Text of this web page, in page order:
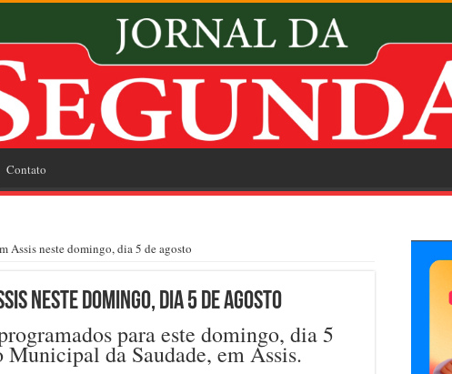
Contato
Assis neste domingo, dia 5 de agosto
neste domingo, dia 5 de agosto
para este domingo, dia 5
da Saudade, em Assis.